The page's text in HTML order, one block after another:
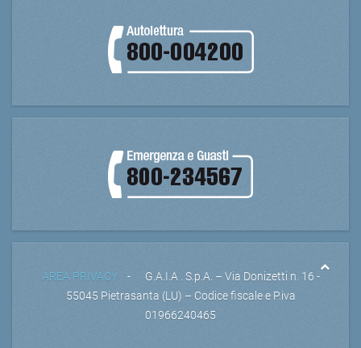
AREA PRIVACY- G.A.I.A . S.p.A. – Via Donizetti n. 16 -
55045 Pietrasanta (LU) – Codice fiscale e P.iva
01966240465